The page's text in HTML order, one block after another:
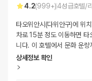
4.2(999+)4성급호텔/
타오위안시(다위안구)에 위
차로 15분 정도 이동하면
니다. 이 호텔에서 문화 운
상세정보 확인